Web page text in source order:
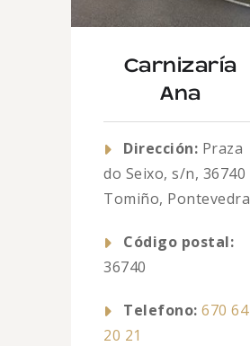
Carnizaría
Ana
Dirección: Praza
do Seixo, s/n, 36740
Tomiño, Pontevedra
Código postal:
36740
Telefono: 670 64
20 21